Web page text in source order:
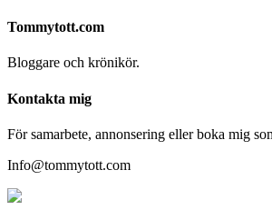
Tommytott.com
Bloggare och krönikör.
Kontakta mig
För samarbete, annonsering eller boka mig
Info@tommytott.com